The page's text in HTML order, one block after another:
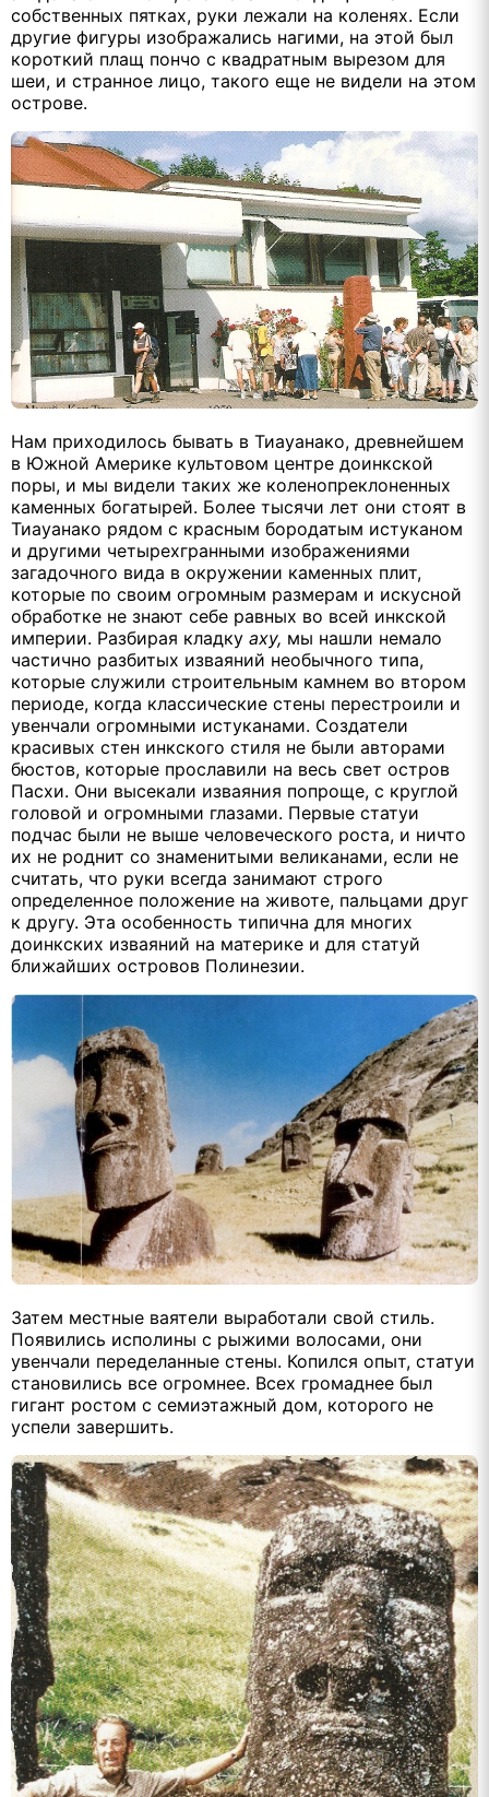
собственных пятках, руки лежали на коленях. Если
другие фигуры изображались нагими, на этой был
короткий плащ пончо с квадратным вырезом для
шеи, и странное лицо, такого еще не видели на этом
острове.
Нам приходилось бывать в Тиауанако, древнейшем
в Южной Америке культовом центре доинкской
поры, и мы видели таких же коленопреклоненных
каменных богатырей. Более тысячи лет они стоят в
Тиауанако рядом с красным бородатым истуканом
и другими четырехгранными изображениями
загадочного вида в окружении каменных плит,
которые по своим огромным размерам и искусной
обработке не знают себе равных во всей инкской
империи. Разбирая кладку аху, мы нашли немало
частично разбитых изваяний необычного типа,
которые служили строительным камнем во втором
периоде, когда классические стены перестроили и
увенчали огромными истуканами. Создатели
красивых стен инкского стиля не были авторами
бюстов, которые прославили на весь свет остров
Пасхи. Они высекали изваяния попроще, с круглой
головой и огромными глазами. Первые статуи
подчас были не выше человеческого роста, и ничто
их не роднит со знаменитыми великанами, если не
считать, что руки всегда занимают строго
определенное положение на животе, пальцами друг
к другу. Эта особенность типична для многих
доинкских изваяний на материке и для статуй
ближайших островов Полинезии.
Затем местные ваятели выработали свой стиль.
Появились исполины с рыжими волосами, они
увенчали переделанные стены. Копился опыт, статуи
становились все огромнее. Всех громаднее был
гигант ростом с семиэтажный дом, которого не
успели завершить.